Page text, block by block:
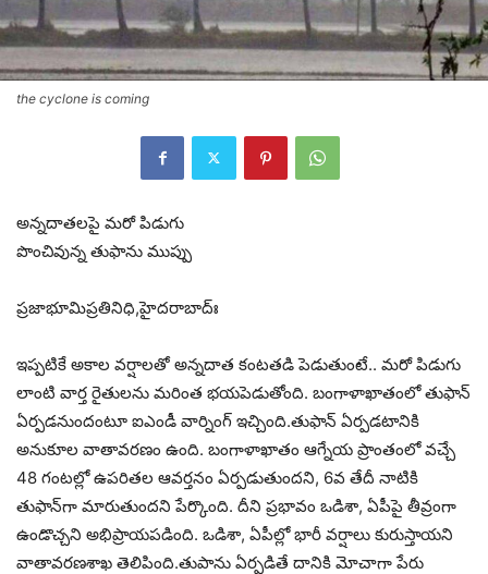
the cyclone is coming
అన్నదాతలపై మరో పిడుగు
పొంచివున్న తుఫాను ముప్పు
ప్రజాభూమిప్రతినిధి,హైదరాబాద్‌ః
ఇప్పటికే అకాల వర్షాలతో అన్నదాత కంటతడి పెడుతుంటే.. మరో పిడుగు
లాంటి వార్త రైతులను మరింత భయపెడుతోంది. బంగాళాఖాతంలో తుఫాన్
ఏర్పడనుందంటూ ఐఎండీ వార్నింగ్‌ ఇచ్చింది.తుఫాన్‌ ఏర్పడటానికి
అనుకూల వాతావరణం ఉంది. బంగాళాఖాతం ఆగ్నేయ ప్రాంతంలో వచ్చే
48 గంటల్లో ఉపరితల ఆవర్తనం ఏర్పడుతుందని, 6వ తేదీ నాటికి
తుఫాన్‌గా మారుతుందని పేర్కొంది. దీని ప్రభావం ఒడిశా, ఏపీపై తీవ్రంగా
ఉండొచ్చని అభిప్రాయపడింది. ఒడిశా, ఏపీల్లో భారీ వర్షాలు కురుస్తాయని
వాతావరణశాఖ తెలిపింది.తుపాను ఏర్పడితే దానికి మోచాగా పేరు